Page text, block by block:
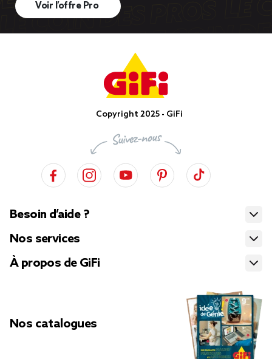
Voir l’offre Pro
Copyright 2025 - GiFi
Besoin d’aide ?
Nos services
À propos de GiFi
Nos catalogues